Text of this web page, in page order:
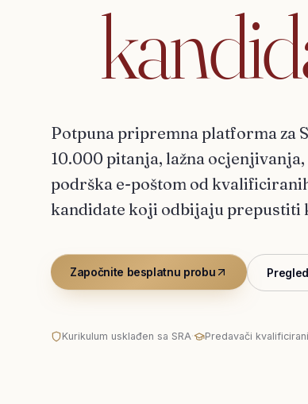
Potpuna pripremna platforma za
10.000 pitanja, lažna
podrška e-poštom od
kandidate koji odbijaju prepustiti
Započnite besplatnu probu
Kurikulum usklađen sa SRA· Predavači